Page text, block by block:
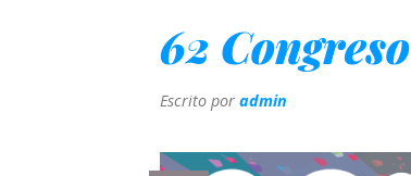
62
Escrito por admin